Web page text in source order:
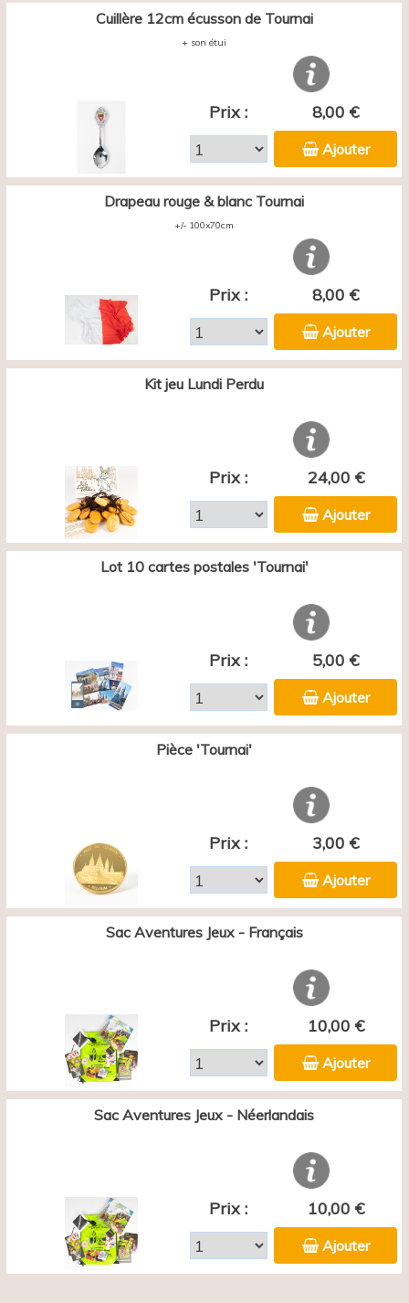
Cuillère 12cm écusson de Tournai
+ son étui
Prix : 8,00 €
Ajouter
Drapeau rouge & blanc Tournai
+/- 100x70cm
Prix : 8,00 €
Ajouter
Kit jeu Lundi Perdu
Prix : 24,00 €
Ajouter
Lot 10 cartes postales 'Tournai'
Prix : 5,00 €
Ajouter
Pièce 'Tournai'
Prix : 3,00 €
Ajouter
Sac Aventures Jeux - Français
Prix : 10,00 €
Ajouter
Sac Aventures Jeux - Néerlandais
Prix : 10,00 €
Ajouter